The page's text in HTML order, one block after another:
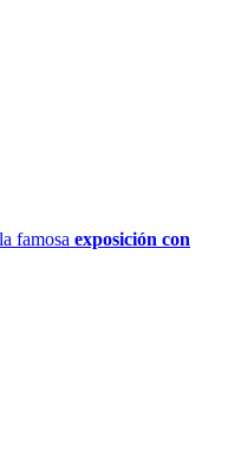
famosa exposición con